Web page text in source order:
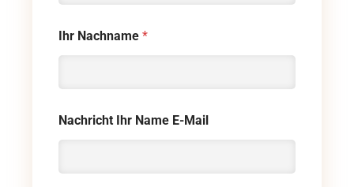
Ihr Nachname *
Nachricht Ihr Name E-Mail